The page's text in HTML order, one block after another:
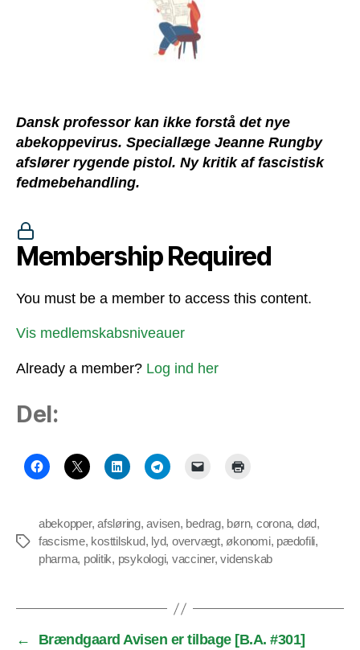
Dansk professor kan ikke forstå det nye
abekoppevirus. Speciallæge Jeanne Rungby
afslører rygende pistol. Ny kritik af fascistisk
fedmebehandling.
Membership Required
You must be a member to access this content.
Vis medlemskabsniveauer
Already a member? Log ind her
Del:
Tags
abekopper,afsløring,avisen, bedrag, børn, corona, død,
fascisme, kosttilskud, lyd, overvægt, økonomi, pædofili,
pharma, politik, psykologi, vacciner,videnskab
←
Brændgaard Avisen er tilbage [B.A. #301]